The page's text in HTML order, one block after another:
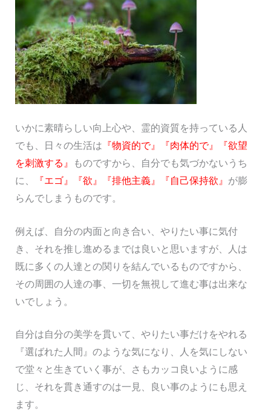
いかに素晴らしい向上心や、霊的資質を持っている人
でも、日々の生活は 『物資的で』『肉体的で』『欲望
を刺激する』
ものですから、自分でも気づかないうち
に、
『エゴ』『欲』『排他主義』『自己保持欲』 が膨
らんでしまうものです。
例えば、自分の内面と向き合い、やりたい事に気付
き、それを推し進めるまでは良いと思いますが、人は
既に多くの人達との関りを結んでいるものですから、
その周囲の人達の事、一切を無視して進む事は出来な
いでしょう。
自分は自分の美学を貫いて、やりたい事だけをやれる
『選ばれた人間』のような気になり、人を気にしない
で堂々と生きていく事が、さもカッコ良いように感
じ、それを貫き通すのは一見、良い事のようにも思え
ます。